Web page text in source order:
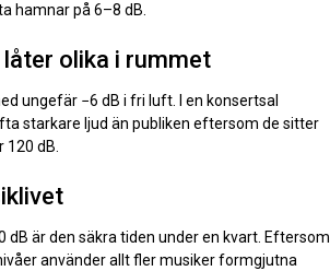
hamnar på 6–8 dB.
olika i rummet
ungefär −6 dB i fri luft. I en konsertsal
starkare ljud än publiken eftersom de sitter
dB.
dB är den säkra tiden under en kvart. Eftersom
använder allt fler musiker formgjutna